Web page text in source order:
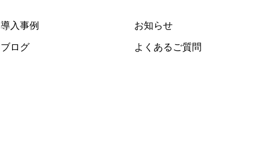
導入事例
ブログ
お知らせ
よくあるご質問